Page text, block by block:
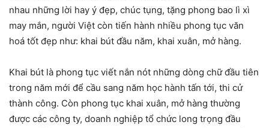
nhau những lời hay ý đẹp, chúc tụng, tặng phong bao lì xì
may mắn, người Việt còn tiến hành nhiều phong tục văn
hoá tốt đẹp như: khai bút đầu năm, khai xuân, mở hàng.
Khai bút là phong tục viết nắn nót những dòng chữ đầu tiên
trong năm mới để cầu sang năm học hành tấn tới, thi cử
thành công. Còn phong tục khai xuân, mở hàng thường
được các công ty, doanh nghiệp tổ chức long trọng đầu